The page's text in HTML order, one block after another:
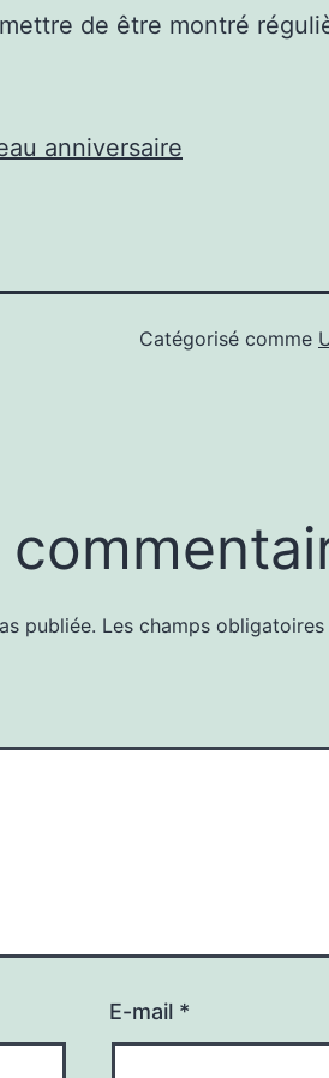
de être montré
anniversaire
Catégorisé comme
publiée. Les champs
E-mail *